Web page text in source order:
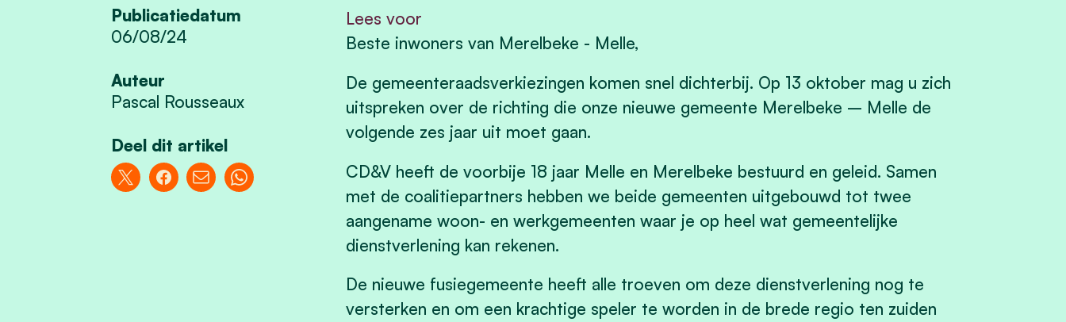
Publicatiedatum
06/08/24
Auteur
Pascal Rousseaux
Deel dit artikel
Lees voor
Beste inwoners van Merelbeke - Melle,
De gemeenteraadsverkiezingen komen snel dichterbij. Op 13 oktober mag u zich
uitspreken over de richting die onze nieuwe gemeente Merelbeke – Melle de
volgende zes jaar uit moet gaan.
CD&V heeft de voorbije 18 jaar Melle en Merelbeke bestuurd en geleid. Samen
met de coalitiepartners hebben we beide gemeenten uitgebouwd tot twee
aangename woon- en werkgemeenten waar je op heel wat gemeentelijke
dienstverlening kan rekenen.
De nieuwe fusiegemeente heeft alle troeven om deze dienstverlening nog te
versterken en om een krachtige speler te worden in de brede regio ten zuiden